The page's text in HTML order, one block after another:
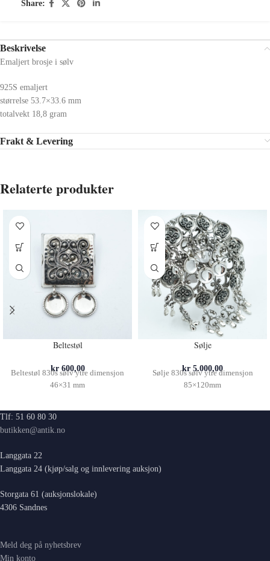
Share:
Beskrivelse
Emaljert brosje i sølv
925S emaljert
størrelse 53.7×33.6 mm
totalvekt 18,8 gram
Frakt & Levering
Relaterte produkter
Beltestøl
kr600,00
Beltestøl 830s sølv ytre dimensjon
46×31 mm
Sølje
kr 5.000,00
Sølje 830s sølv ytre dimensjon
85×120mm
Tlf: 51 60 80 30
butikken@antik.no
Langgata 22
Langgata 24 (kjøp/salg og innlevering auksjon)
Storgata 61 (auksjonslokale)
4306 Sandnes
Meld deg på nyhetsbrev
Min konto